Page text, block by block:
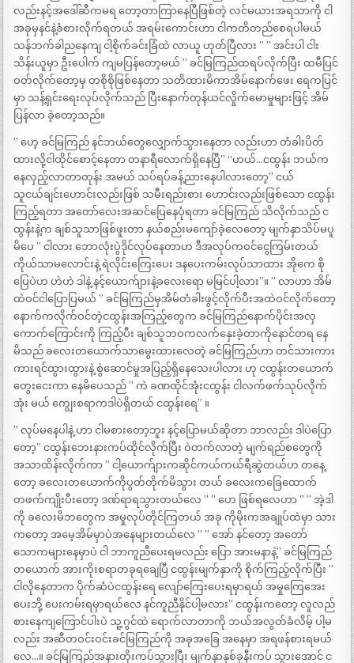
လည်းနင့်အဒေါ်ဆီကမရ တော့တာကြာနေပြီဖြစ်တဲ့ လင်မယားအရသာကို ငါ
အခုမှနင်နဲ့ခံစားလိုက်ရတယ် အရမ်းကောင်းဟာ ငါကတိတည်စေရပါမယ်
သန်ဘက်ခါညနေကျ ငါ့စိုက်ခင်းခြံထဲ လာယူ ဟုတ်ပြီလား ” ” အင်းပါ ငါး
သိန်းယူမှာ ဦးပေါက် ကျမပြန်တော့မယ် ” ခင်မြကြည်ထရပ်လိုက်ပြီး ထမီပြင်
ဝတ်လိုက်တော့မှ တစိုစိုဖြစ်နေတာ သတိထားမိကာအိမ်နောက်ဖေး ရေကပြင်
မှာ သန့်ရှင်းရေးလုပ်လိုက်သည် ပြီးနောက်တုန်ယင်လှိုက်မောမှုများဖြင့် အိမ်
ပြန်လာ ခဲ့တော့သည်။
” ဟေ့ ခင်မြကြည် နင်ဘယ်တွေလျှောက်သွားနေတာ လည်းဟာ တံခါးပိတ်
ထားလို့ငါထိုင်စောင့်နေတာ တနာရီလောက်ရှိနေပြီ” “ဟယ်…ငထွန်း ဘယ်က
နေလှည့်လာတာတုန်း အမယ် သပ်ရပ်ခန့်ညားနေပါလားတော့” ငယ်
သူငယ်ချင်းဟောင်းလည်းဖြစ် သမီးရည်းစား ဟောင်းလည်းဖြစ်သော ငထွန်း
ကြည့်ရတာ အတော်လေးအဆင်ပြေနေပုံရတာ ခင်မြကြည် သိလိုက်သည် င
ထွန်းနဲ့က ချစ်သူသာဖြစ်ဖူးတာ နယ်စည်းမကျော်ခဲ့လေတော့ မျက်နှာသိပ်မပူ
မိပေ ” ငါလား ဘောလုံးပွဲဒိုင်လုပ်နေတာဟ ဒီအလုပ်ကဝင်ငွေကြမ်းတယ်
ကိုယ်သာမလောင်းနဲ့ ရဲလိုင်းကြေးပေး ဒနပေးကမ်းလုပ်သာထား အိုကေ စို
ပြေပဲဟ ဟဲဟဲ ဒါနဲ့ နင့်ယောက်ျားနဲ့ခလေးရော မမြင်ပါ့လား”။ ” လာဟာ အိမ်
ထဲဝင်ငါပြောပြမယ် ” ခင်မြကြည်မှအိမ်တံခါးဖွင့်လိုက်ပီးအထဲဝင်လိုက်တော့
နောက်ကလိုက်ဝင်တဲ့ငထွန်းအကြည့်တွေက ခင်မြကြည်နောက်ပိုင်းအလှ
ကောက်ကြောင်းကို ကြည့်ပီး ချစ်သူဘဝကလက်နှေးခဲ့တာကိုနောင်တရ နေ
မိသည် ခလေးတယောက်သာမွေးထားလေတဲ့ ခင်မြကြည်ဟာ တင်သားကား
ကားရင်ထွားထွားနဲ့ စွဲဆောင်မှုအပြည့်ရှိနေသေးပါလား ဟု ငထွန်းတယောက်
တွေးငေးကာ နေမိပေသည် ” ကဲ ခဏထိုင်အုံးငထွန်း ငါလက်ဖက်သုပ်လိုက်
အုံး မယ် ကျွေးစရာကဒါပဲရှိတယ် ငထွန်းရေ” ။
” လုပ်မနေပါနဲ့ ဟာ ငါမစားတော့ဘူး နင့်ပြောမယ်ဆိုတာ ဘာလည်း ဒါပဲပြော
တော့” ငထွန်းဘေးနားကပ်ထိုင်လိုက်ပြီး ဝဲတက်လာတဲ့ မျက်ရည်စတွေကို
အသာထိန်းလိုက်ကာ ” ငါ့ယောက်ျားကဆိုင်ကယ်ကယ်ရီဆွဲတယ်ဟ တနေ့
တော့ ခလေးတယောက်ကိုပွတ်တိုက်မိသွား တယ် ခလေးကခြေထောက်
တဖက်ကျိုးပီးတော့ ဒဏ်ရာရသွားတယ်လေ ” ” ဟေ ဖြစ်ရလေဟာ ” ” အဲ့ဒါ
ကို ခလေးမိဘတွေက အမှုလုပ်တိုင်ကြတယ် အခု ကိုမိုးကအချုပ်ထဲမှာ သား
ကတော့ အမေ့အိမ်မှာပဲအနေများတယ်လေ ” ” အော် နင်တော့ အတော်
သောကများနေမှာပဲ ငါ ဘာကူညီပေးရမလည်း ပြော အားမနာနဲ့” ခင်မြကြည်
တယောက် အားကိုးစရာတခုရချေပြီ ငထွန်းမျက်နှာကို စိုက်ကြည့်လိုက်ပြီး ”
ငါလိုနေတာက ပိုက်ဆံပဲငထွန်းရေ လျော်ကြေးပေးရမှာရယ် အမှုကြေအေး
ပေးဘို့ ပေးကမ်းရမှာရယ်လေ နင်ကူညီနိုင်ပါ့မလား” ငထွန်းကတော့ လူလည်
စားနေကျကြောင်ပါးပဲ သူ့ဂွင်ထဲ ရောက်လာတာကို ဘယ်အလွတ်ခံလိမ့် ပါ့မ
လည်း အဆီတဝင်းဝင်းခင်မြကြည်ကို အခုအခြေ အနေမှာ အရဖန်စားရမယ်
လေ…။ ခင်မြကြည်အနားတိုးကပ်သွားပြီး မျက်နှာနှစ်ခုနီးကပ် သွားအောင် င